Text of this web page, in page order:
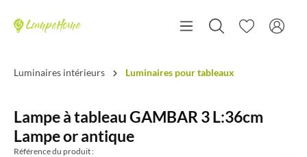
Luminaires intérieurs Luminaires pour tableaux
Lampe à tableau GAMBAR 3 L:36cm
Lampe or antique
Référence du produit :